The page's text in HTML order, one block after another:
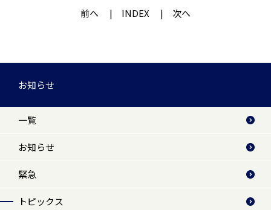
前へ INDEX 次へ
お知らせ
一覧
お知らせ
緊急
トピックス